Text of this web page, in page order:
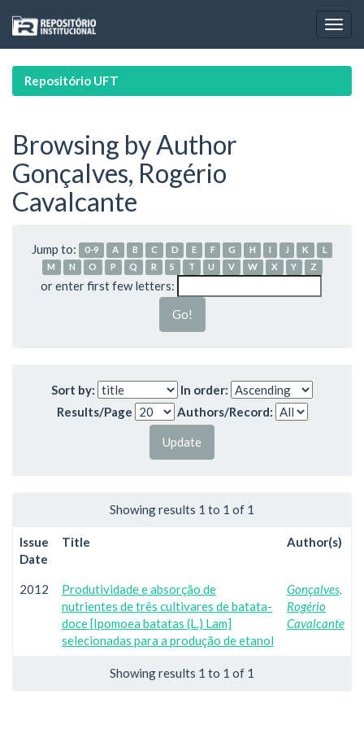
navigation
Repositório UFT
Browsing by Author
Gonçalves, Rogério
Cavalcante
Jump to: 0-9 A B C D E F G H I J K
L
M
N O P Q R S T U V W X Y Z
or enter first few letters:
Sort by:
In order:
Results/Page
Authors/Record:
Showing results 1 to 1 of 1
Issue
Date
Title Author(s)
2012
Produtividade e absorção de
nutrientes de três cultivares de batata-
doce [Ipomoea batatas (L.) Lam]
selecionadas para a produção de etanol
Gonçalves,
Rogério
Cavalcante
Showing results 1 to 1 of 1